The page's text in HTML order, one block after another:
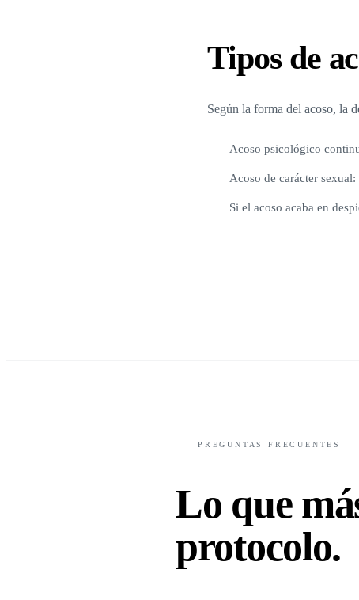
Tipos de
Según la forma del acoso, la
Acoso psicológico
Acoso de carácter sexual:
Si el acoso acaba en
PREGUNTAS FRECUENTES
Lo que
protocolo.